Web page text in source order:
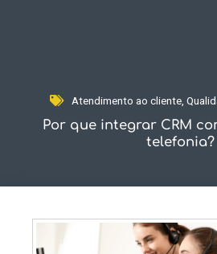
Atendimento ao cliente,
Por que integrar CRM
telefonia?